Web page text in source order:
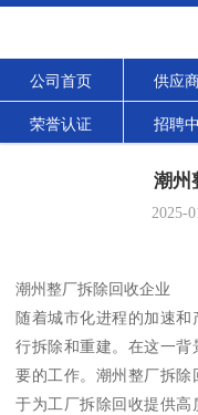
公司首页 供应
荣誉认证 招聘
潮州
2025-
潮州整厂拆除回收企业
随着城市化进程的加速
行拆除和重建。在这一
要的工作。潮州整厂拆除
于为工厂拆除回收提供高